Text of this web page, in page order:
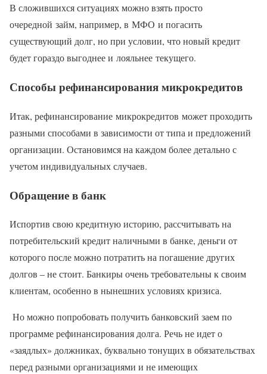
В сложившихся ситуациях можно взять просто
очередной займ, например, в МФО и погасить
существующий долг, но при условии, что новый кредит
будет гораздо выгоднее и лояльнее текущего.
Способы рефинансирования микрокредитов
Итак, рефинансирование микрокредитов может проходить
разными способами в зависимости от типа и предложений
организации. Остановимся на каждом более детально с
учетом индивидуальных случаев.
Обращение в банк
Испортив свою кредитную историю, рассчитывать на
потребительский кредит наличными в банке, деньги от
которого после можно потратить на погашение других
долгов – не стоит. Банкиры очень требовательны к своим
клиентам, особенно в нынешних условиях кризиса.
Но можно попробовать получить банковский заем по
программе рефинансирования долга. Речь не идет о
«заядлых» должниках, буквально тонущих в обязательствах
перед разными организациями и не имеющих